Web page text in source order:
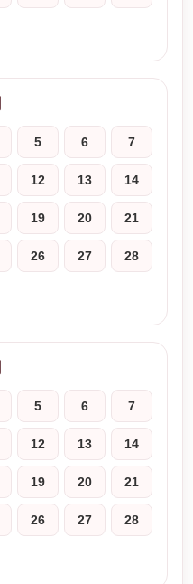
5 6 7
12 13 14
19 20 21
26 27 28
5 6 7
12 13 14
19 20 21
26 27 28